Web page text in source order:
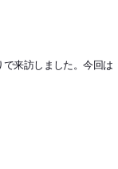
来訪しました。今回は